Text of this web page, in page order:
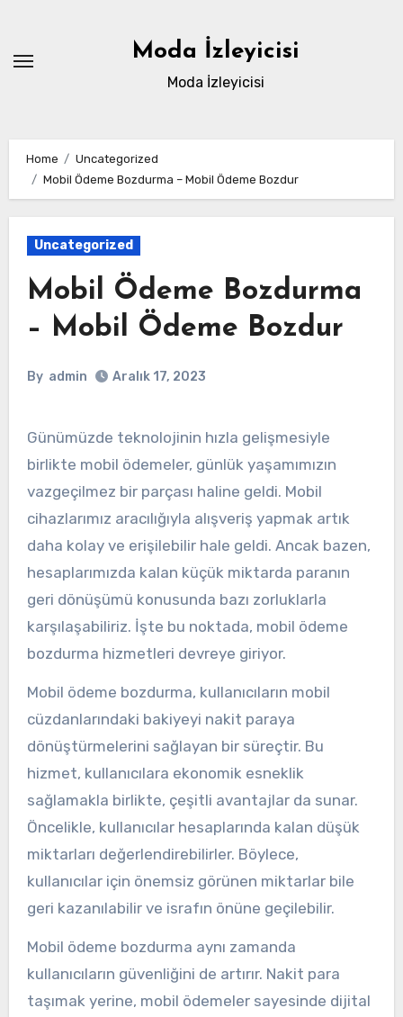
content
Moda İzleyicisi
Moda İzleyicisi
Home
Uncategorized
Mobil Ödeme Bozdurma – Mobil Ödeme Bozdur
Uncategorized
Mobil Ödeme Bozdurma
– Mobil Ödeme Bozdur
By admin Aralık 17, 2023
Günümüzde teknolojinin hızla gelişmesiyle
birlikte mobil ödemeler, günlük yaşamımızın
vazgeçilmez bir parçası haline geldi. Mobil
cihazlarımız aracılığıyla alışveriş yapmak artık
daha kolay ve erişilebilir hale geldi. Ancak bazen,
hesaplarımızda kalan küçük miktarda paranın
geri dönüşümü konusunda bazı zorluklarla
karşılaşabiliriz. İşte bu noktada, mobil ödeme
bozdurma hizmetleri devreye giriyor.
Mobil ödeme bozdurma, kullanıcıların mobil
cüzdanlarındaki bakiyeyi nakit paraya
dönüştürmelerini sağlayan bir süreçtir. Bu
hizmet, kullanıcılara ekonomik esneklik
sağlamakla birlikte, çeşitli avantajlar da sunar.
Öncelikle, kullanıcılar hesaplarında kalan düşük
miktarları değerlendirebilirler. Böylece,
kullanıcılar için önemsiz görünen miktarlar bile
geri kazanılabilir ve israfın önüne geçilebilir.
Mobil ödeme bozdurma aynı zamanda
kullanıcıların güvenliğini de artırır. Nakit para
taşımak yerine, mobil ödemeler sayesinde dijital